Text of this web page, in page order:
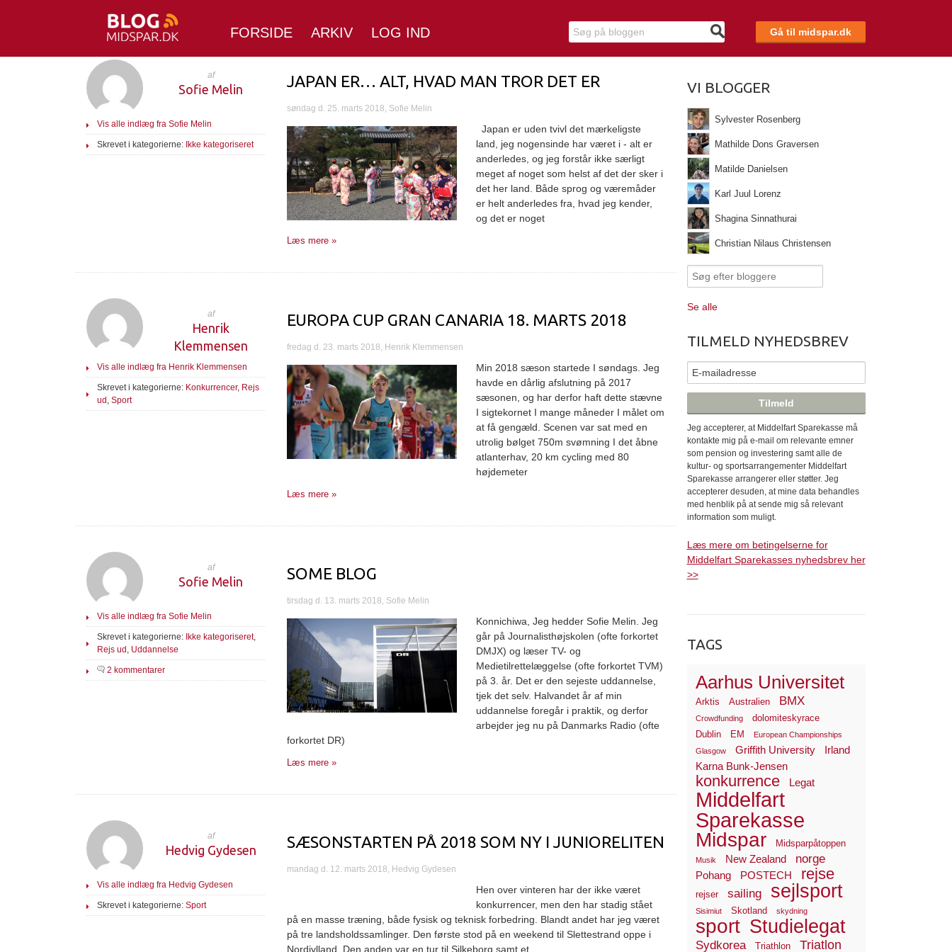
FORSIDE ARKIV LOG IND Gå til midspar.dk
af
Sofie Melin
Vis alle indlæg fra Sofie Melin
Skrevet i kategorierne: Ikke kategoriseret
JAPAN ER… ALT, HVAD MAN TROR DET ER
søndag d. 25. marts 2018, Sofie Melin
Japan er uden tvivl det mærkeligste
land, jeg nogensinde har været i - alt er
anderledes, og jeg forstår ikke særligt
meget af noget som helst af det der sker i
det her land. Både sprog og væremåder
er helt anderledes fra, hvad jeg kender,
og det er noget
Læs mere »
af
Henrik
Klemmensen
Vis alle indlæg fra Henrik Klemmensen
Skrevet i kategorierne: Konkurrencer, Rejs
ud , Sport
EUROPA CUP GRAN CANARIA 18. MARTS 2018
fredag d. 23. marts 2018, Henrik Klemmensen
Min 2018 sæson startede I søndags. Jeg
havde en dårlig afslutning på 2017
sæsonen, og har derfor haft dette stævne
I sigtekornet I mange måneder I målet om
at få gengæld. Scenen var sat med en
utrolig bølget 750m svømning I det åbne
atlanterhav, 20 km cycling med 80
højdemeter
Læs mere »
af
Sofie Melin
Vis alle indlæg fra Sofie Melin
Skrevet i kategorierne: Ikke kategoriseret,
Rejs ud , Uddannelse
2 kommentarer
SOME BLOG
tirsdag d. 13. marts 2018, Sofie Melin
Konnichiwa, Jeg hedder Sofie Melin. Jeg
går på Journalisthøjskolen (ofte forkortet
DMJX) og læser TV- og
Medietilrettelæggelse (ofte forkortet TVM)
på 3. år. Det er den sejeste uddannelse,
tjek det selv. Halvandet år af min
uddannelse foregår i praktik, og derfor
arbejder jeg nu på Danmarks Radio (ofte
forkortet DR)
Læs mere »
af
Hedvig Gydesen
Vis alle indlæg fra Hedvig Gydesen
Skrevet i kategorierne: Sport
SÆSONSTARTEN PÅ 2018 SOM NY I JUNIORELITEN
mandag d. 12. marts 2018, Hedvig Gydesen
Hen over vinteren har der ikke været
konkurrencer, men den har stadig stået
på en masse træning, både fysisk og teknisk forbedring. Blandt andet har jeg været
på tre landsholdssamlinger. Den første stod på en weekend til Slettestrand oppe i
Nordjylland. Den anden var en tur til Silkeborg samt et
VI BLOGGER
Sylvester Rosenberg
Mathilde Dons Graversen
Matilde Danielsen
Karl Juul Lorenz
Shagina Sinnathurai
Christian Nilaus Christensen
Se alle
TILMELD NYHEDSBREV
Jeg accepterer, at Middelfart Sparekasse må
kontakte mig på e-mail om relevante emner
som pension og investering samt alle de
kultur- og sportsarrangementer Middelfart
Sparekasse arrangerer eller støtter. Jeg
accepterer desuden, at mine data behandles
med henblik på at sende mig så relevant
information som muligt.
Læs mere om betingelserne for
Middelfart Sparekasses nyhedsbrev her
>>
TAGS
Aarhus Universitet
Arktis Australien BMX
Crowdfunding
dolomiteskyrace
Dublin
EM
European Championships
Glasgow
Griffith University
Irland
Karna Bunk-Jensen
konkurrence Legat
Middelfart
Sparekasse
Midspar Midsparpåtoppen
Musik New Zealand norge
Pohang POSTECH rejse
rejser sailing sejlsport
Sisimiut Skotland skydning
sport Studielegat
Sydkorea Triathlon Triatlon